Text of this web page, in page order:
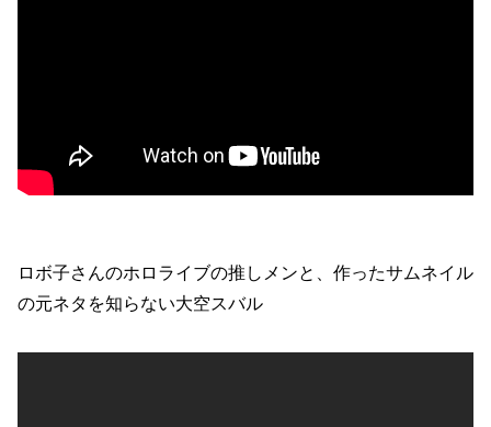
ロボ子さんのホロライブの推しメンと、作ったサムネイル
の元ネタを知らない大空スバル